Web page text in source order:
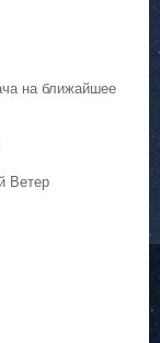
на ближайшее
Ветер